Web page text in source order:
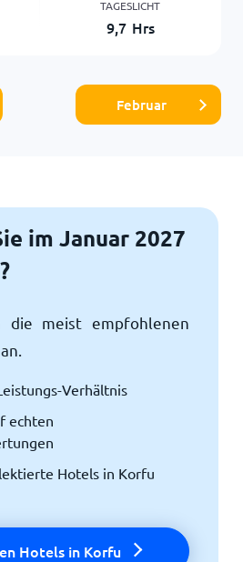
TAGESLICHT
9,7 Hrs
Februar
im Januar 2027
die meist empfohlenen
Verhältnis
echten
Hotels in Korfu
Hotels in Korfu